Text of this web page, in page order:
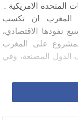
المغرب ان تكسب
نفودها الاقتصادي،
على المغرب
الدول المصنعة، وفي